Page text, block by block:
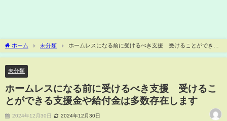
ホーム 未分類
ホームレスになる前に受けるべき支援 受けることができる
支援金や給付金は多数存在します
未分類
ホームレスになる前に受けるべき支援 受けるこ
とができる支援金や給付金は多数存在します
2024年12月30日 2024年12月30日